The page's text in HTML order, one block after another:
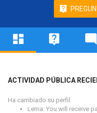
ACTIVIDAD PÚBLICA
Ha cambiado su perfil.
Lema: You will receive